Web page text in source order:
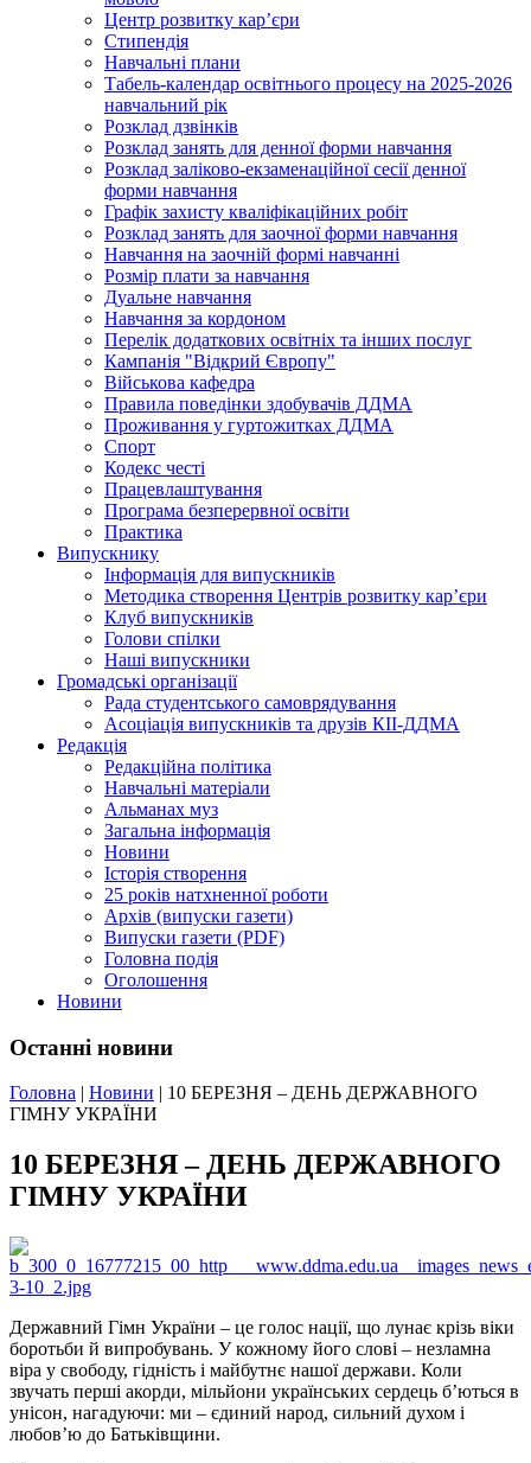
Центр розвитку кар’єри
Стипендія
Навчальні плани
Табель-календар освітнього процесу на 2025-2026
навчальний рік
Розклад дзвінків
Розклад занять для денної форми навчання
Розклад заліково-екзаменаційної сесії денної
форми навчання
Графік захисту кваліфікаційних робіт
Розклад занять для заочної форми навчання
Навчання на заочній формі навчанні
Розмір плати за навчання
Дуальне навчання
Навчання за кордоном
Перелік додаткових освітніх та інших послуг
Кампанія "Відкрий Європу"
Військова кафедра
Правила поведінки здобувачів ДДМА
Проживання у гуртожитках ДДМА
Спорт
Кодекс честі
Працевлаштування
Програма безперервної освіти
Практика
Випускнику
Інформація для випускників
Методика створення Центрів розвитку кар’єри
Клуб випускників
Голови спілки
Наші випускники
Громадські організації
Рада студентського самоврядування
Асоціація випускників та друзів КІІ-ДДМА
Редакція
Редакційна політика
Навчальні матеріали
Альманах муз
Загальна інформація
Новини
Історія створення
25 років натхненної роботи
Архів (випуски газети)
Випуски газети (PDF)
Головна подія
Оголошення
Новини
Останні новини
Головна | Новини | 10 БЕРЕЗНЯ – ДЕНЬ ДЕРЖАВНОГО
ГІМНУ УКРАЇНИ
10 БЕРЕЗНЯ – ДЕНЬ ДЕРЖАВНОГО
ГІМНУ УКРАЇНИ
Державний Гімн України – це голос нації, що лунає крізь віки
боротьби й випробувань. У кожному його слові – незламна
віра у свободу, гідність і майбутнє нашої держави. Коли
звучать перші акорди, мільйони українських сердець б’ються в
унісон, нагадуючи: ми – єдиний народ, сильний духом і
любов’ю до Батьківщини.